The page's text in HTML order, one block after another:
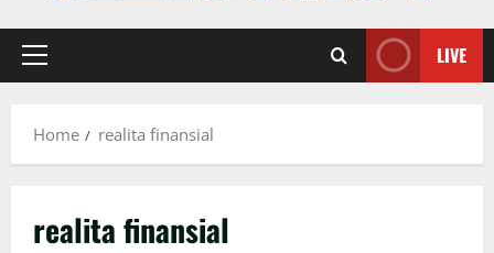
Primary
LIVE
Home realita finansial
realita finansial